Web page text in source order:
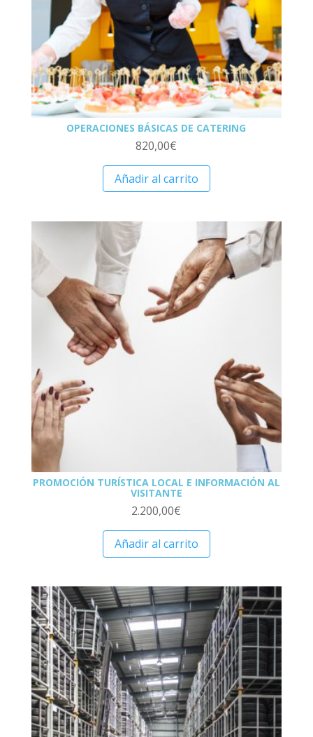
OPERACIONES BÁSICAS DE CATERING
820,00€
Añadir al carrito
PROMOCIÓN TURÍSTICA LOCAL E INFORMACIÓN AL
VISITANTE
2.200,00€
Añadir al carrito